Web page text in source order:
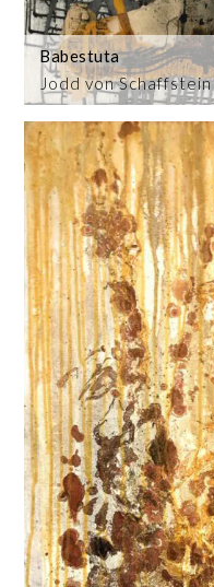
Jodd von Schaffstein
Babestuta